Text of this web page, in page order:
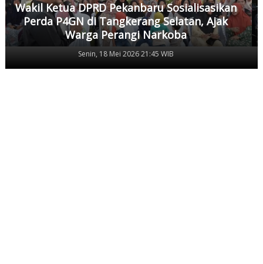
Wakil Ketua DPRD Pekanbaru Sosialisasikan
Perda P4GN di Tangkerang Selatan, Ajak
Warga Perangi Narkoba
Senin, 18 Mei 2026 21:45 WIB